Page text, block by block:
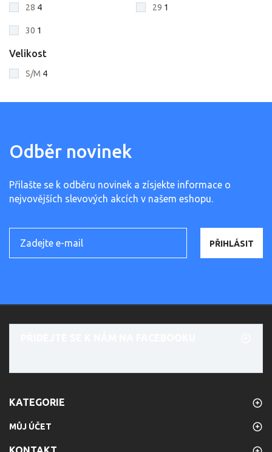
28 4 29 1
30 1
Velikost
S/M 4
Odběr novinek
Přilašte se k odběru novinek a zísjekte informace o
nejvovějších slevových akcích v našem eshopu.
PŘIHLÁSIT
KATEGORIE
MŮJ ÚČET